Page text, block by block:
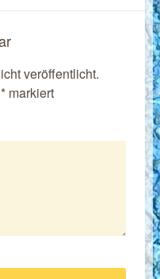
veröffentlicht.
*markiert